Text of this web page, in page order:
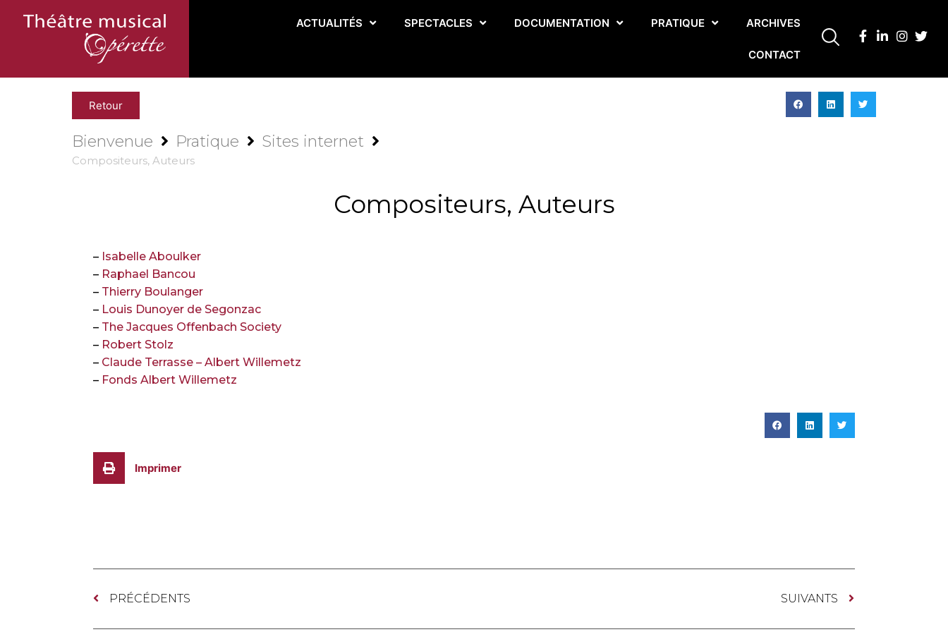
ACTUALITÉS SPECTACLES DOCUMENTATION PRATIQUE ARCHIVES
CONTACT
Retour
Bienvenue Pratique Sites internet
Compositeurs, Auteurs
Compositeurs, Auteurs
– Isabelle Aboulker
– Raphael Bancou
– Thierry Boulanger
– Louis Dunoyer de Segonzac
– The Jacques Offenbach Society
– Robert Stolz
– Claude Terrasse – Albert Willemetz
– Fonds Albert Willemetz
Imprimer
PRÉCÉDENTS SUIVANTS